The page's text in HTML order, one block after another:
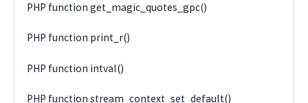
PHP function get_magic_quotes_gpc()
PHP function print_r()
PHP function intval()
PHP function stream_context_set_default()